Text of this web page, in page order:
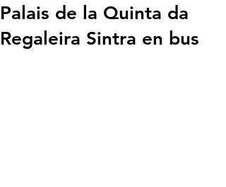
Palais de la Quinta da
Regaleira Sintra en bus